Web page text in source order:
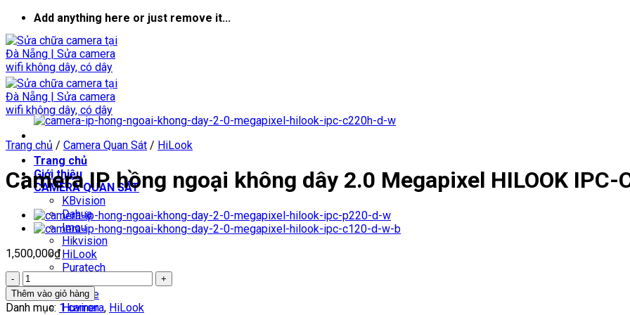
Skip
to
content
Add anything here or just remove it...
Trang chủ
Giới thiệu
CAMERA QUAN SÁT
KBvision
Dahua
Imou
Hikvision
HiLook
Puratech
Yoosee
Huviron
Trang chủ / Camera Quan Sát / HiLook
Camera IP hồng ngoại không dây 2.0 Megapixel HILOOK IPC-
1,500,000₫
Camera
IP
hồng
Thêm vào giỏ hàng
Danh mục: 1 camera, HiLook